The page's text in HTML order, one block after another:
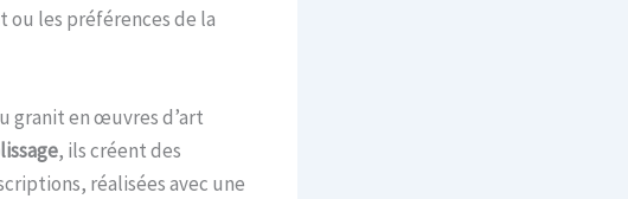
les préférences de la
granit en œuvres d’art
, ils créent des
réalisées avec une